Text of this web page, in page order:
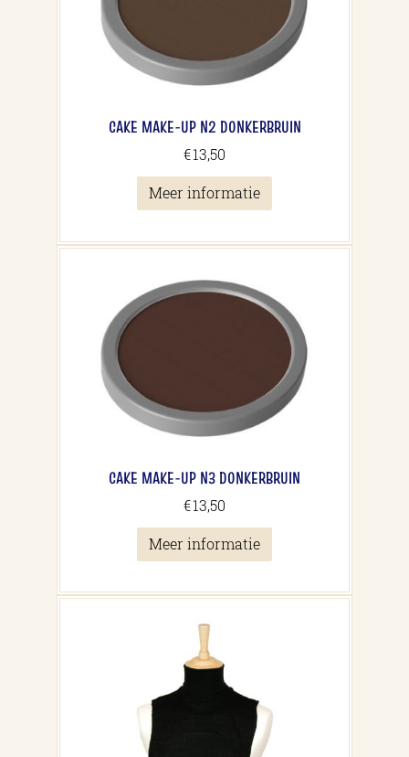
CAKE MAKE-UP N2 DONKERBRUIN
€13,50
Meer informatie
CAKE MAKE-UP N3 DONKERBRUIN
€13,50
Meer informatie